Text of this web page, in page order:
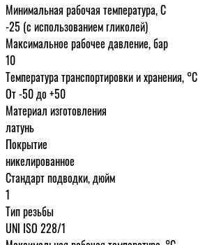
Минимальная рабочая температура, С
-25 (с использованием гликолей)
Максимальное рабочее давление, бар
10
Температура транспортировки и хранения, °С
От -50 до +50
Материал изготовления
латунь
Покрытие
никелированное
Стандарт подводки, дюйм
1
Тип резьбы
UNI ISO 228/1